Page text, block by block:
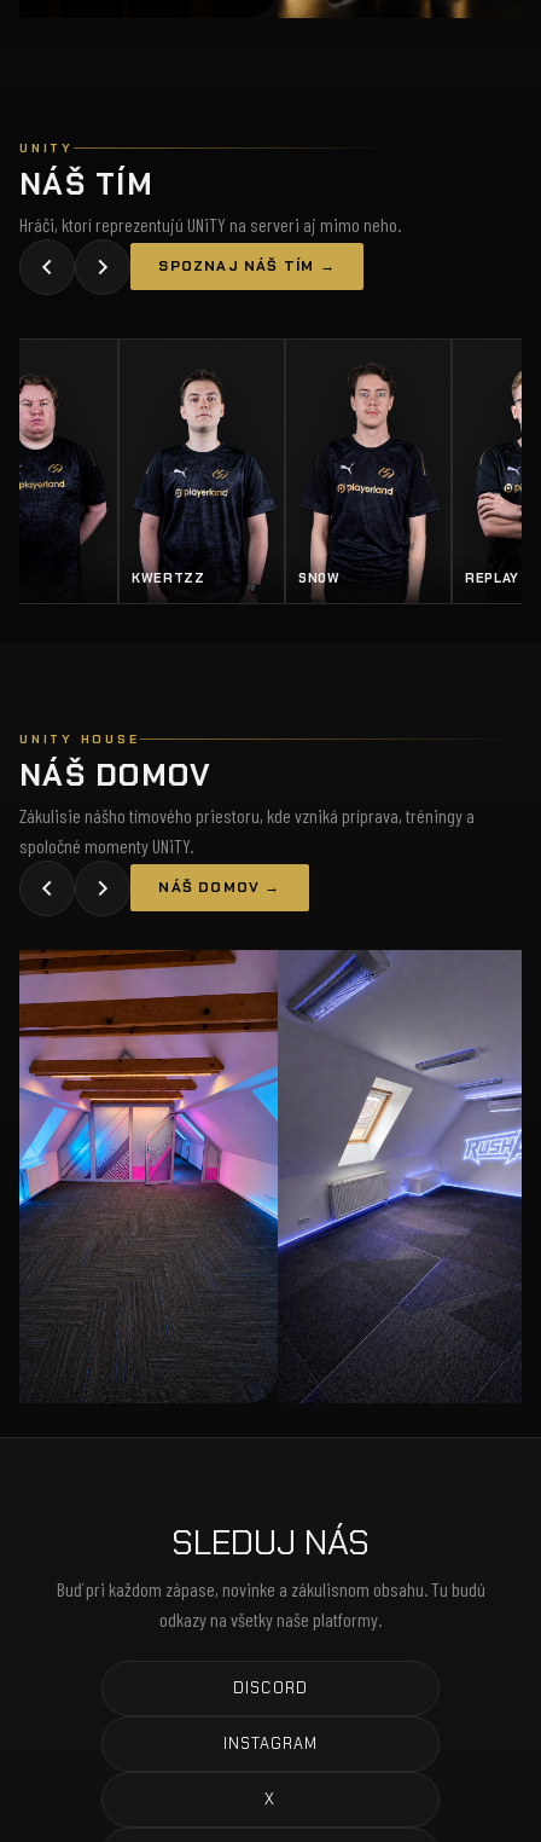
UNITY
NÁŠ TÍM
Hráči, ktorí reprezentujú UNiTY na serveri aj mimo neho.
SPOZNAJ NÁŠ TÍM →
KWERTZZ SN0W REPLAY
UNITY HOUSE
NÁŠ DOMOV
Zákulisie nášho tímového priestoru, kde vzniká príprava, tréningy a
spoločné momenty UNiTY.
NÁŠ DOMOV →
SLEDUJ NÁS
Buď pri každom zápase, novinke a zákulisnom obsahu. Tu budú
odkazy na všetky naše platformy.
DISCORD
INSTAGRAM
X